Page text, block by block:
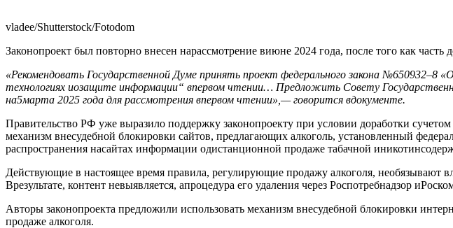
vladee/Shutterstock/Fotodom
Законопроект был повторно внесен нарассмотрение виюне 2024 года, после того как часть
«Рекомендовать Государственной Думе принять проект федерального закона №650932–8
технологиях иозащите информации“ впервом чтении… Предложить Совету
на5марта 2025 года для рассмотрения впервом чтении»,— говорится вдокументе.
Правительство РФ уже выразило поддержку законопроекту при условии доработки
механизм внесудебной блокировки сайтов, предлагающих алкоголь, установленный
распространения насайтах информации одистанционной продаже табачной
Действующие в настоящее время правила, регулирующие продажу алкоголя, необязывают
Врезультате, контент невыявляется, апроцедура его удаления через Роспотребнадзор
Авторы законопроекта предложили использовать механизм внесудебной блокировки
продаже алкоголя.